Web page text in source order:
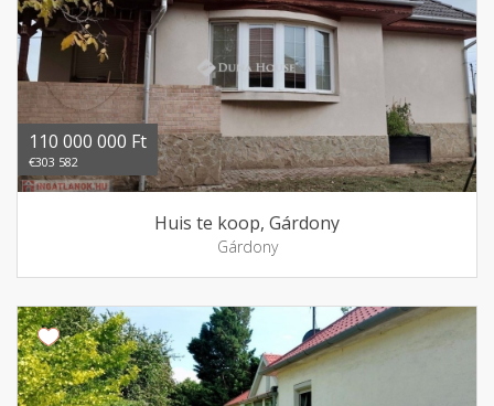
110 000 000 Ft
€303 582
Huis te koop, Gárdony
Gárdony